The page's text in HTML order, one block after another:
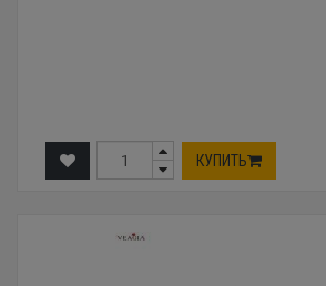
КУПИТЬ